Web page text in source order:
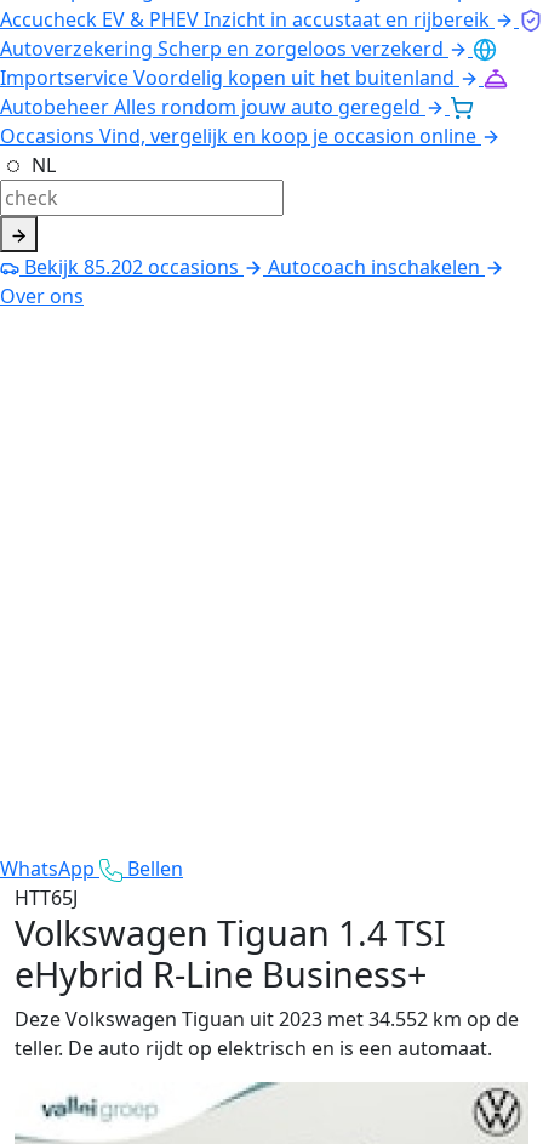
Accucheck EV & PHEVInzicht in accustaat en rijbereik
Autoverzekering Scherp en zorgeloos verzekerd
ImportserviceVoordelig kopen uit het buitenland
AutobeheerAlles rondom jouw auto geregeld
Occasions Vind, vergelijk en koop je occasion online
NL
Bekijk85.202occasions
Autocoach inschakelen
Over ons
WhatsApp
Bellen
HTT65J
Volkswagen Tiguan 1.4 TSI
eHybrid R-Line Business+
Deze Volkswagen Tiguan uit 2023 met 34.552 km op de
teller. De auto rijdt op elektrisch en is een automaat.